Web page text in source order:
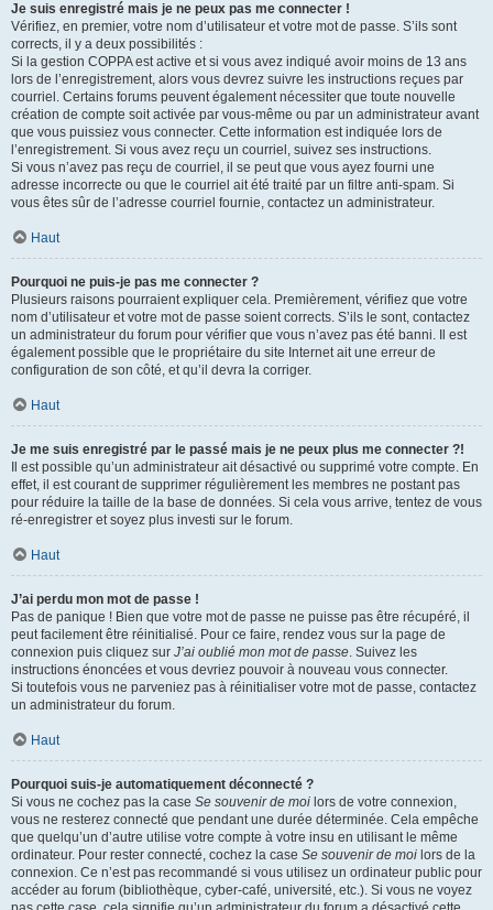
Je suis enregistré mais je ne peux pas me connecter !
Vérifiez, en premier, votre nom d’utilisateur et votre mot de passe. S’ils sont
corrects, il y a deux possibilités :
Si la gestion COPPA est active et si vous avez indiqué avoir moins de 13 ans
lors de l’enregistrement, alors vous devrez suivre les instructions reçues par
courriel. Certains forums peuvent également nécessiter que toute nouvelle
création de compte soit activée par vous-même ou par un administrateur avant
que vous puissiez vous connecter. Cette information est indiquée lors de
l’enregistrement. Si vous avez reçu un courriel, suivez ses instructions.
Si vous n’avez pas reçu de courriel, il se peut que vous ayez fourni une
adresse incorrecte ou que le courriel ait été traité par un filtre anti-spam. Si
vous êtes sûr de l’adresse courriel fournie, contactez un administrateur.
Haut
Pourquoi ne puis-je pas me connecter ?
Plusieurs raisons pourraient expliquer cela. Premièrement, vérifiez que votre
nom d’utilisateur et votre mot de passe soient corrects. S’ils le sont, contactez
un administrateur du forum pour vérifier que vous n’avez pas été banni. Il est
également possible que le propriétaire du site Internet ait une erreur de
configuration de son côté, et qu’il devra la corriger.
Haut
Je me suis enregistré par le passé mais je ne peux plus me connecter ?!
Il est possible qu’un administrateur ait désactivé ou supprimé votre compte. En
effet, il est courant de supprimer régulièrement les membres ne postant pas
pour réduire la taille de la base de données. Si cela vous arrive, tentez de vous
ré-enregistrer et soyez plus investi sur le forum.
Haut
J’ai perdu mon mot de passe !
Pas de panique ! Bien que votre mot de passe ne puisse pas être récupéré, il
peut facilement être réinitialisé. Pour ce faire, rendez vous sur la page de
connexion puis cliquez sur J’ai oublié mon mot de passe. Suivez les
instructions énoncées et vous devriez pouvoir à nouveau vous connecter.
Si toutefois vous ne parveniez pas à réinitialiser votre mot de passe, contactez
un administrateur du forum.
Haut
Pourquoi suis-je automatiquement déconnecté ?
Si vous ne cochez pas la case Se souvenir de moi lors de votre connexion,
vous ne resterez connecté que pendant une durée déterminée. Cela empêche
que quelqu’un d’autre utilise votre compte à votre insu en utilisant le même
ordinateur. Pour rester connecté, cochez la case Se souvenir de moi lors de la
connexion. Ce n’est pas recommandé si vous utilisez un ordinateur public pour
accéder au forum (bibliothèque, cyber-café, université, etc.). Si vous ne voyez